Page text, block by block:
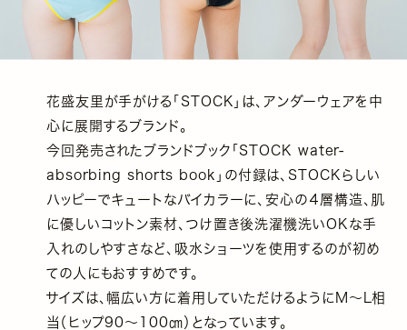
花盛友里が手がける「STOCK」は、アンダーウェアを中
心に展開するブランド。
今回発売されたブランドブック「STOCK water-
absorbing shorts book」の付録は、STOCKらしい
ハッピーでキュートなバイカラーに、安心の４層構造、肌
に優しいコットン素材、つけ置き後洗濯機洗いOKな手
入れのしやすさなど、吸水ショーツを使用するのが初め
ての人にもおすすめです。
サイズは、幅広い方に着用していただけるようにM～L相
当（ヒップ90～100㎝）となっています。